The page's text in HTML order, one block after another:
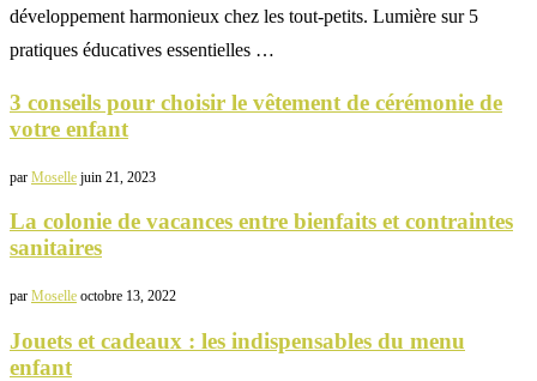
développement harmonieux chez les tout-petits. Lumière sur 5
pratiques éducatives essentielles …
3 conseils pour choisir le vêtement de cérémonie de
votre enfant
par Moselle juin 21, 2023
La colonie de vacances entre bienfaits et contraintes
sanitaires
par Moselle octobre 13, 2022
Jouets et cadeaux : les indispensables du menu
enfant